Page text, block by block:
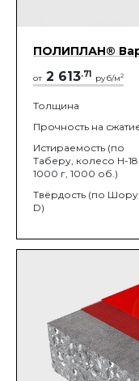
ПОЛИПЛАН®
от 2 613.71 руб/м2
Толщина
Прочность на
Истираемость (по
Таберу, колесо Н-18,
1000 г, 1000 об.)
Твёрдость (по Шору
D)